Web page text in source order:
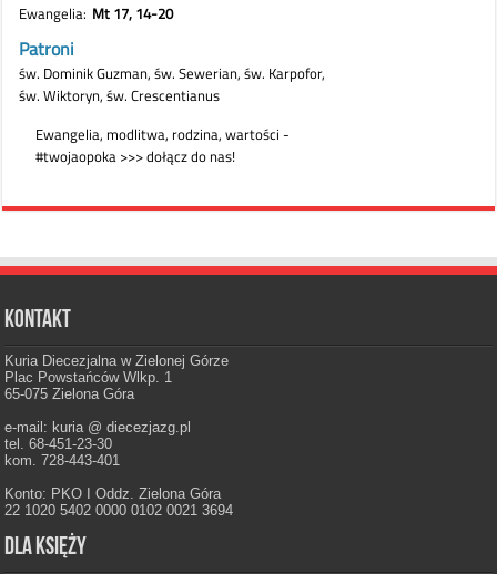
Kontakt
Kuria Diecezjalna w Zielonej Górze
Plac Powstańców Wlkp. 1
65-075 Zielona Góra
e-mail: kuria @ diecezjazg.pl
tel. 68-451-23-30
kom. 728-443-401
Konto: PKO I Oddz. Zielona Góra
22 1020 5402 0000 0102 0021 3694
Dla księży